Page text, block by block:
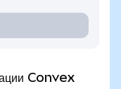
Convex